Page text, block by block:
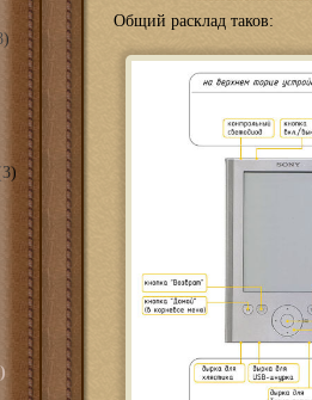
Общий расклад таков: